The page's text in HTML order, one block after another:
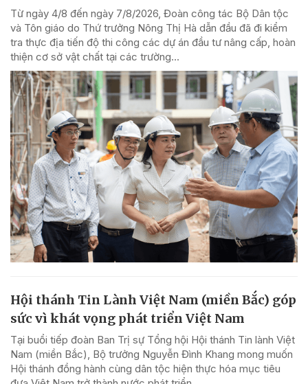
Từ ngày 4/8 đến ngày 7/8/2026, Đoàn công tác Bộ Dân tộc
và Tôn giáo do Thứ trưởng Nông Thị Hà dẫn đầu đã đi kiểm
tra thực địa tiến độ thi công các dự án đầu tư nâng cấp, hoàn
thiện cơ sở vật chất tại các trường...
Hội thánh Tin Lành Việt Nam (miền Bắc) góp
sức vì khát vọng phát triển Việt Nam
Tại buổi tiếp đoàn Ban Trị sự Tổng hội Hội thánh Tin lành Việt
Nam (miền Bắc), Bộ trưởng Nguyễn Đình Khang mong muốn
Hội thánh đồng hành cùng dân tộc hiện thực hóa mục tiêu